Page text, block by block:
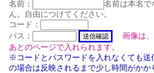
名前：
名前は本名で
ん。自由につけてください。
コード：
パス：
画像は
あとのページで入れられます。
※コードとパスワードを入れなくても送
の場合は反映されるまで少し時間がかか